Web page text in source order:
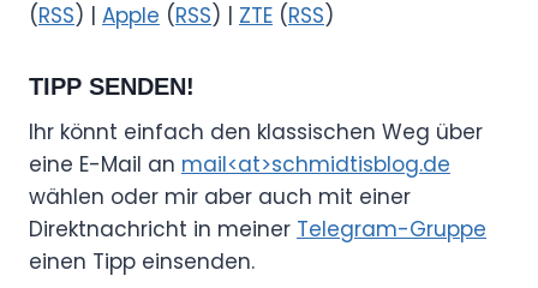
(RSS) | Apple (RSS) | ZTE (RSS)
TIPP SENDEN!
Ihr könnt einfach den klassischen Weg über
eine E-Mail an mail<at>schmidtisblog.de
wählen oder mir aber auch mit einer
Direktnachricht in meiner Telegram-Gruppe
einen Tipp einsenden.